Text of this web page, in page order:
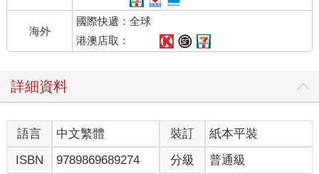
高僅僅比抬起來的擔架高一些，但她想盡點力。邁耶媽媽變得很
輕，醫護人員抬起她時都嚇了一跳，索菲沒有跟他們說，邁耶媽
媽就站在門口，恢復成過去可以遮住一頭牛的樣子，她把一生的
負擔放下了。當擔架經過時她側開身子，微笑地看著他們把自己
邁耶夫婦為傑和索菲各留下一份就學基金以及繳足保費的健康保
險，不過傑壓根不想讀大學。因為這筆信託款項只能提領做為求
學使用，傑因此認為他有權賣掉小屋。但索菲則堅持留住小屋，
她相信邁耶爸爸媽媽的靈仍然留在這裡。傑那麼高大，索菲那麼
小，兩人就此相持不下。從某天開始，傑開始往索菲的房間重重
踹一腳才出門，索菲則每天到森林深處的瀑布底下大哭一場，直
海外
國際快遞：全球
港澳店取：
詳細資料
語言 中文繁體 裝訂
紙本平裝
ISBN
9789869689274 分級 普通級